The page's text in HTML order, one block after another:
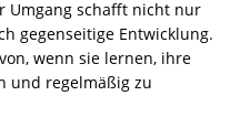
Umgang schafft nicht nur
gegenseitige Entwicklung.
wenn sie lernen, ihre
und regelmäßig zu